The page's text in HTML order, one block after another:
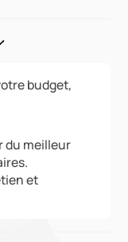
budget,
du meilleur
et